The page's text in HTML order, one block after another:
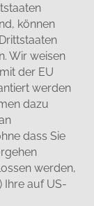
können
Wir weisen
der EU
werden
dazu
dass Sie
werden,
Ihre auf US-